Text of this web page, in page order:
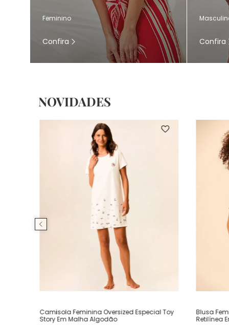
Feminino
Confira Confira
NOVIDADES
Camisola Feminina Oversized Especial Toy
Story Em Malha Algodão
Blusa
Retilínea